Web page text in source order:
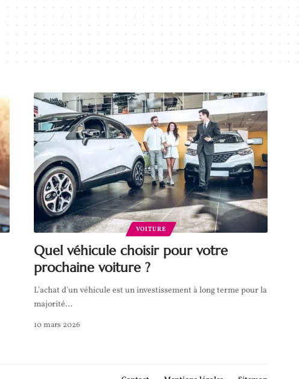
VOITURE
Quel véhicule choisir pour votre
prochaine voiture ?
L'achat d'un véhicule est un investissement à long terme pour la
majorité…
10 mars 2026